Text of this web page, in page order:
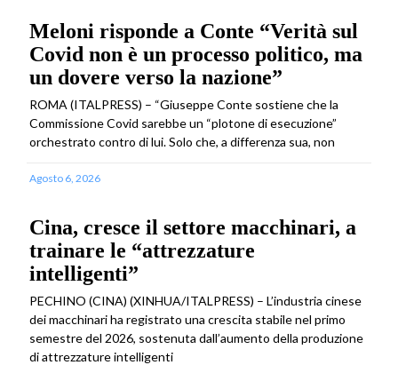
Meloni risponde a Conte “Verità sul
Covid non è un processo politico, ma
un dovere verso la nazione”
ROMA (ITALPRESS) – “Giuseppe Conte sostiene che la
Commissione Covid sarebbe un “plotone di esecuzione”
orchestrato contro di lui. Solo che, a differenza sua, non
Agosto 6, 2026
Cina, cresce il settore macchinari, a
trainare le “attrezzature
intelligenti”
PECHINO (CINA) (XINHUA/ITALPRESS) – L’industria cinese
dei macchinari ha registrato una crescita stabile nel primo
semestre del 2026, sostenuta dall’aumento della produzione
di attrezzature intelligenti